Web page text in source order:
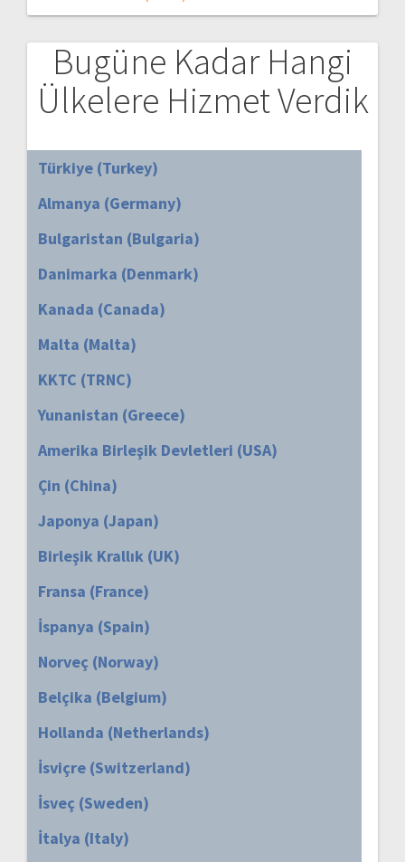
Bugüne Kadar Hangi
Ülkelere Hizmet Verdik
Türkiye (Turkey)
Almanya (Germany)
Bulgaristan (Bulgaria)
Danimarka (Denmark)
Kanada (Canada)
Malta (Malta)
KKTC (TRNC)
Yunanistan (Greece)
Amerika Birleşik Devletleri (USA)
Çin (China)
Japonya (Japan)
Birleşik Krallık (UK)
Fransa (France)
İspanya (Spain)
Norveç (Norway)
Belçika (Belgium)
Hollanda (Netherlands)
İsviçre (Switzerland)
İsveç (Sweden)
İtalya (Italy)